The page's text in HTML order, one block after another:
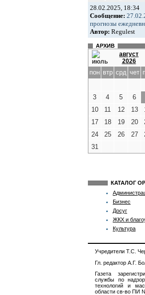
28.02.2025, 18:34
Сообщение:
прогнозы
Автор: Regulest
АРХИВ
август
2026
пон втр срд чет
3
4 5 6
10
11 12 13
17
18 19 20
24
25 26 27
31
КАТАЛОГ
Бизнес
Досуг
ЖКХ и
Культура
Учредители Т.С.
Гл. редактор А.Г.
Газета
службы по
технологий и
области св-во ПИ